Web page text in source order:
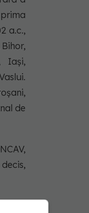
a.c.,
Iași,
de